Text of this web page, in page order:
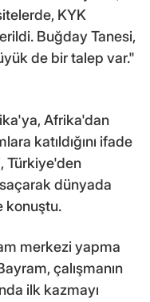
KYK
Buğday Tanesi,
de bir talep var."
Afrika'dan
katıldığını ifade
Türkiye'den
dünyada
konuştu.
merkezi yapma
çalışmanın
ilk kazmayı